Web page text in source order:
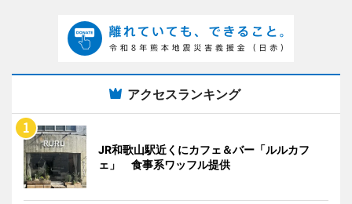
アクセスランキング
JR和歌山駅近くにカフェ＆バー「ルルカフ
ェ」 食事系ワッフル提供